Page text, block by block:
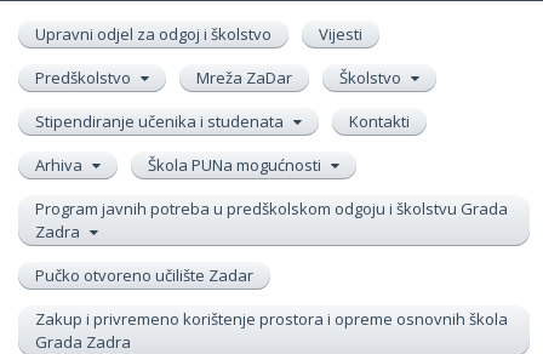
Upravni odjel za odgoj i školstvo
Vijesti
Predškolstvo
Mreža ZaDar
Školstvo
Stipendiranje učenika i studenata
Kontakti
Arhiva
Škola PUNa mogućnosti
Program javnih potreba u predškolskom odgoju i školstvu Grada
Zadra
Pučko otvoreno učilište Zadar
Zakup i privremeno korištenje prostora i opreme osnovnih škola
Grada Zadra